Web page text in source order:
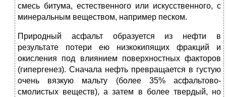
смесь битума, естественного или искусственного, с
минеральным веществом, например песком.
Природный асфальт образуется из нефти в
результате потери ею низкокипящих фракций и
окисления под влиянием поверхностных факторов
(гипергенез). Сначала нефть превращается в густую
очень вязкую мальту (более 35% асфальтово-
смолистых веществ), а затем в более твердый, но